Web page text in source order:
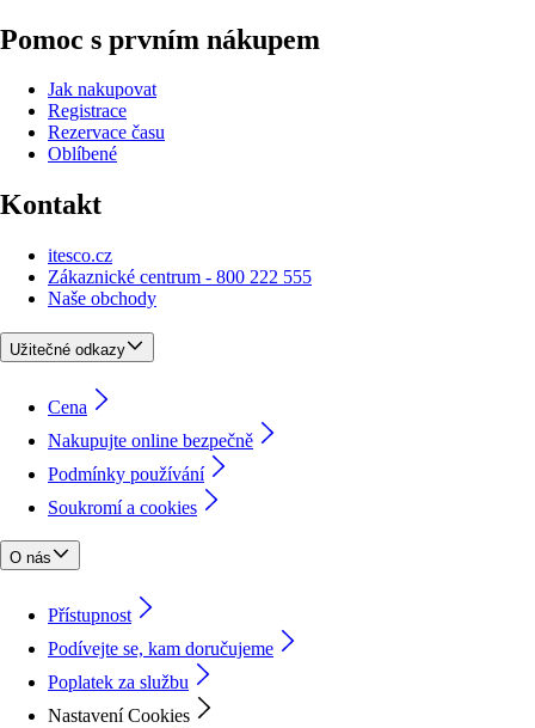
Pomoc s prvním nákupem
Jak nakupovat
Registrace
Rezervace času
Oblíbené
Kontakt
itesco.cz
Zákaznické centrum - 800 222 555
Naše obchody
Užitečné odkazy
Cena
Nakupujte online bezpečně
Podmínky používání
Soukromí a cookies
O nás
Přístupnost
Podívejte se, kam doručujeme
Poplatek za službu
Nastavení Cookies